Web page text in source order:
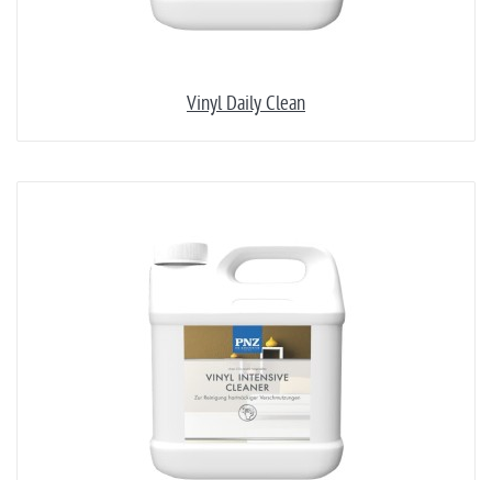
Vinyl Daily Clean